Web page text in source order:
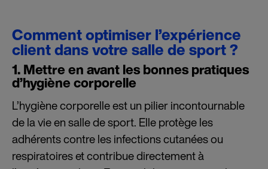
Comment optimiser l’expérience
client dans votre salle de sport ?
1. Mettre en avant les bonnes pratiques
d’hygiène corporelle
L’hygiène corporelle est un pilier incontournable
de la vie en salle de sport. Elle protège les
adhérents contre les infections cutanées ou
respiratoires et contribue directement à